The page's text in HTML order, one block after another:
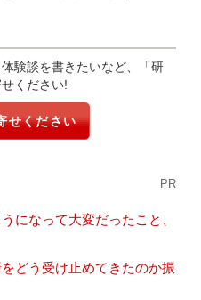
験談を書きたいなど、「研
ください!
せください
PR
になって大変だったこと、
どう受け止めてきたのか振